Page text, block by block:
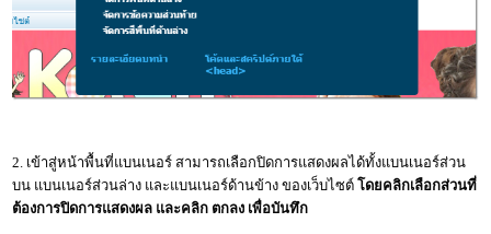
2. เข้าสู่หน้าพื้นที่แบนเนอร์ สามารถเลือกปิดการแสดงผลได้ทั้งแบนเนอร์ส่วน
บน แบนเนอร์ส่วนล่าง และแบนเนอร์ด้านข้าง ของเว็บไซต์โดยคลิกเลือกส่วนที่
ต้องการปิดการแสดงผล และคลิก ตกลง เพื่อบันทึก